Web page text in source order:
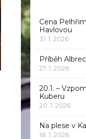
Cena
Havlovou
31. 1. 2026
Příběh
27. 1. 2026
20.1. –
Kuberu
20. 1. 2026
Na plese v
18. 1. 2026